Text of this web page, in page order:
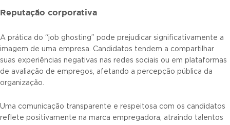
Reputação corporativa
A prática do “job ghosting” pode prejudicar significativamente a
imagem de uma empresa. Candidatos tendem a compartilhar
suas experiências negativas nas redes sociais ou em plataformas
de avaliação de empregos, afetando a percepção pública da
organização.
Uma comunicação transparente e respeitosa com os candidatos
reflete positivamente na marca empregadora, atraindo talentos